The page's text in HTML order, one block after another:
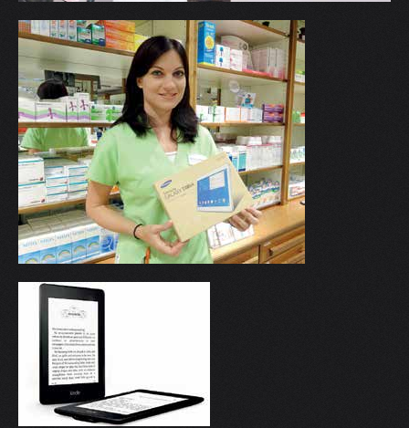
V
W
X
Y
Z
0-9